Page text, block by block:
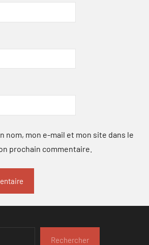
nom, mon e-mail et mon site dans le
prochain commentaire.
Rechercher